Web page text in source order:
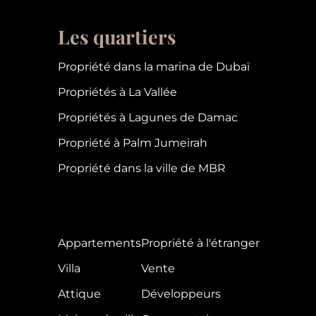
Les quartiers
Propriété dans la marina de Dubaï
Propriétés à La Vallée
Propriétés à Lagunes de Damac
Propriété à Palm Jumeirah
Propriété dans la ville de MBR
Appartements
Villa
Attique
Propriété à l'étranger
Vente
Développeurs